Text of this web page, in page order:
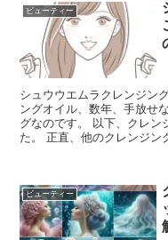
ビューティー
シュウウエムラクレンジン
ングオイル、数年、手放せ
グなのです。 以下、クレン
た。 正直、他のクレンジン
ビューティー